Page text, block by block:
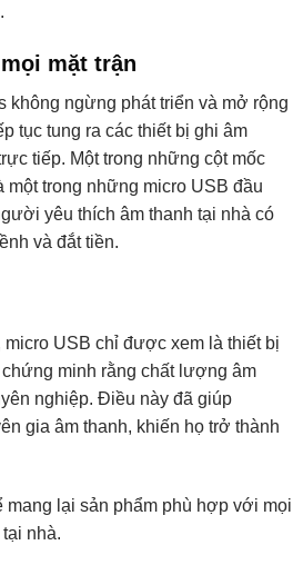
mặt trận
không ngừng phát triển và mở rộng
tục tung ra các thiết bị ghi âm
tiếp. Một trong những cột mốc
một trong những micro USB đầu
yêu thích âm thanh tại nhà có
và đắt tiền.
USB chỉ được xem là thiết bị
minh rằng chất lượng âm
nghiệp. Điều này đã giúp
gia âm thanh, khiến họ trở thành
mang lại sản phẩm phù hợp với mọi
nhà.